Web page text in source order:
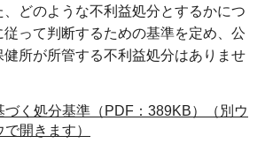
どのような不利益処分とするかにつ
って判断するための基準を定め、公
所が所管する不利益処分はありませ
づく処分基準（PDF：389KB）（別ウ
で開きます）